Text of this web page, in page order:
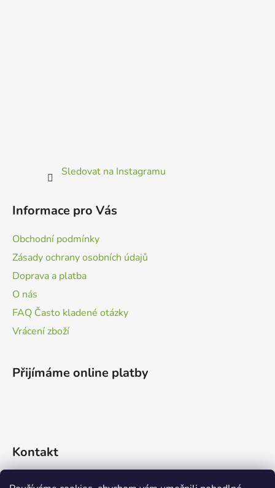
Sledovat na Instagramu
Informace pro Vás
Obchodní podmínky
Zásady ochrany osobních údajů
Doprava a platba
O nás
FAQ Často kladené otázky
Vrácení zboží
Přijímáme online platby
Kontakt
info @zvidalci.cz